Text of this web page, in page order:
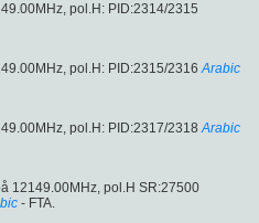
pol.H: PID:2314/2315
pol.H: PID:2315/2316 Arabic
pol.H: PID:2317/2318 Arabic
12149.00MHz, pol.H SR:27500
- FTA.